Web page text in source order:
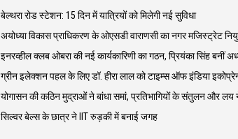
बेल्थरा रोड स्टेशन: 15 दिन में यात्रियों को मिलेगी नई सुविधा
अयोध्या विकास प्राधिकरण के ओएसडी वाराणसी का नगर मजिस्ट्रेट
इनरव्हील क्लब ओबरा की नई कार्यकारिणी का गठन, प्रियंका सिंह बनीं
ग्रीन इलेक्शन पहल के लिए डॉ. हीरा लाल को टाइम्स ऑफ इंडिया
योगासन की कठिन मुद्राओं ने बांधा समां, प्रतिभागियों के संतुलन और लय
सिल्वर बेल्स के छात्र ने IIT रुड़की में बनाई जगह